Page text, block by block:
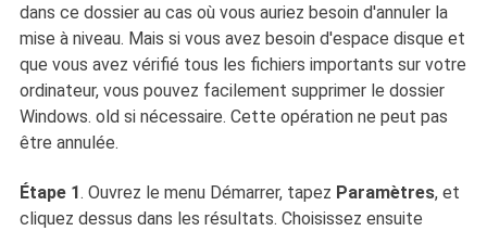
dans ce dossier au cas où vous auriez besoin d'annuler la
mise à niveau. Mais si vous avez besoin d'espace disque et
que vous avez vérifié tous les fichiers importants sur votre
ordinateur, vous pouvez facilement supprimer le dossier
Windows. old si nécessaire. Cette opération ne peut pas
être annulée.
Étape 1. Ouvrez le menu Démarrer, tapez Paramètres, et
cliquez dessus dans les résultats. Choisissez ensuite